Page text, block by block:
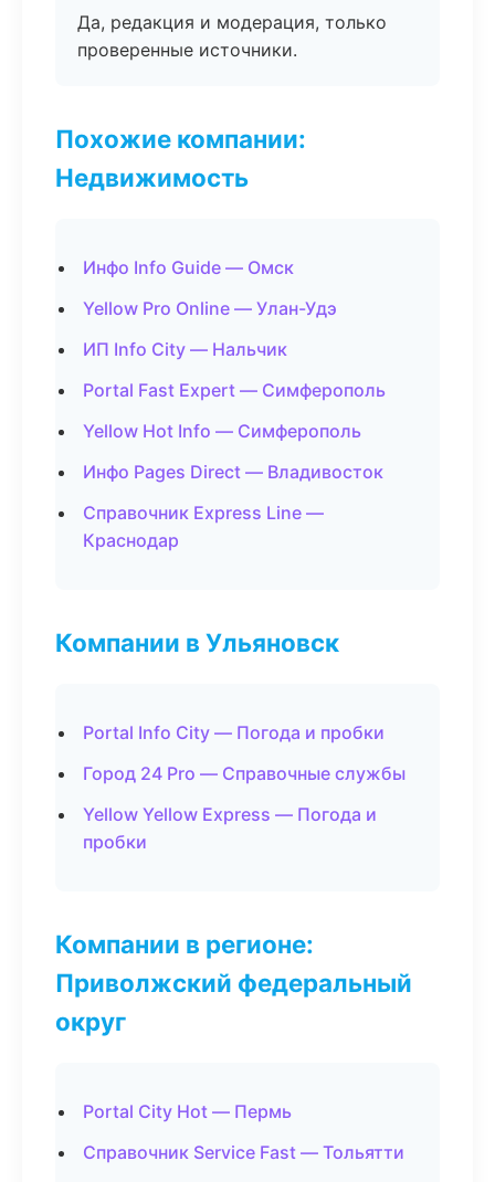
Да, редакция и модерация, только
проверенные источники.
Похожие компании:
Недвижимость
Инфо Info Guide — Омск
Yellow Pro Online — Улан-Удэ
ИП Info City — Нальчик
Portal Fast Expert — Симферополь
Yellow Hot Info — Симферополь
Инфо Pages Direct — Владивосток
Справочник Express Line —
Краснодар
Компании в Ульяновск
Portal Info City — Погода и пробки
Город 24 Pro — Справочные службы
Yellow Yellow Express — Погода и
пробки
Компании в регионе:
Приволжский федеральный
округ
Portal City Hot — Пермь
Справочник Service Fast — Тольятти